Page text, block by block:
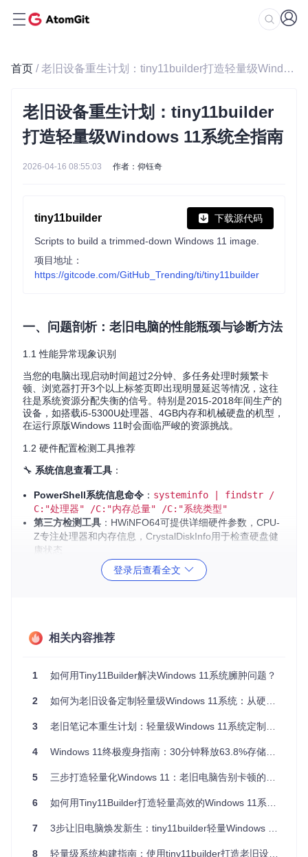
首页 / 老旧设备重生计划：tiny11builder打造轻量级Windows 11系统全指南
老旧设备重生计划：tiny11builder
打造轻量级Windows 11系统全指南
2026-04-16 08:55:03 作者：仰钰奇
tiny11builder 下载源代码
Scripts to build a trimmed-down Windows 11 image.
项目地址：
https://gitcode.com/GitHub_Trending/ti/tiny11builder
一、问题剖析：老旧电脑的性能瓶颈与诊断方法
1.1 性能异常现象识别
当您的电脑出现启动时间超过2分钟、多任务处理时频繁卡
顿、浏览器打开3个以上标签页即出现明显延迟等情况，这往
往是系统资源分配失衡的信号。特别是2015-2018年间生产的
设备，如搭载i5-5300U处理器、4GB内存和机械硬盘的机型，
在运行原版Windows 11时会面临严峻的资源挑战。
1.2 硬件配置检测工具推荐
🔧 系统信息查看工具 ：
PowerShell系统信息命令 ： systeminfo | findstr /
C:"处理器" /C:"内存总量" /C:"系统类型"
第三方检测工具 ：HWiNFO64可提供详细硬件参数，CPU-
Z专注处理器和内存信息，CrystalDiskInfo用于检查硬盘健
康状态
1.3 资源占用问题分析
典型老旧设备运行原版Windows 11时会出现：
后台服务数量超过70个，造成CPU利用率波动在30%-50%
存"和"磁盘"选项卡，记录占用最高的进程和文件操作。
二、方案选型：系统优化路径决策指南
2.1 优化方案决策树
是否需要保留系统更新功能？
│   ├── 适用场景：日常办公、网页浏览、多媒体播放
│   ├── 系统体积：约12GB
│   └── 内存占用：开机1.8GB
└── 否 → 选择深度优化（tiny11Coremaker.ps1）
    ├── 适用场景：嵌入式设备、临时测试环境、低配工控机
    ├── 系统体积：约7.2GB
登录后查看全文
相关内容推荐
1 如何用Tiny11Builder解决Windows 11系统臃肿问题？
2 如何为老旧设备定制轻量级Windows 11系统：从硬件适配到性能优化的全流程指南
3 老旧笔记本重生计划：轻量级Windows 11系统定制指南
4 Windows 11终极瘦身指南：30分钟释放63.8%存储空间的极速优化方案
5 三步打造轻量化Windows 11：老旧电脑告别卡顿的系统优化指南
6 如何用Tiny11Builder打造轻量高效的Windows 11系统？
7 3步让旧电脑焕发新生：tiny11builder轻量Windows 11系统制作全指南
8 轻量级系统构建指南：使用tiny11builder打造老旧设备专属Windows 11镜像